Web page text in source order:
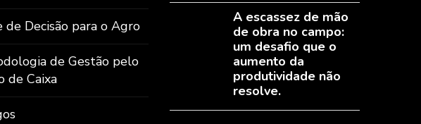
de Decisão para o Agro
de Gestão pelo
de Caixa
A escassez de mão
de obra no campo:
um desafio que o
aumento da
produtividade não
resolve.